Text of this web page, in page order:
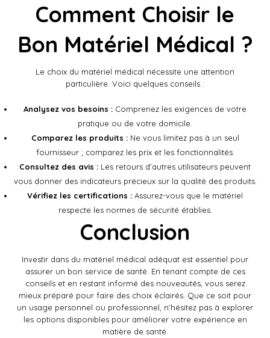
Comment Choisir le
Bon Matériel Médical ?
Le choix du matériel médical nécessite une attention
particulière. Voici quelques conseils :
Analysez vos besoins : Comprenez les exigences de votre
pratique ou de votre domicile.
Comparez les produits :Ne vous limitez pas à un seul
fournisseur ; comparez les prix et les fonctionnalités.
Consultez des avis : Les retours d’autres utilisateurs peuvent
vous donner des indicateurs précieux sur la qualité des produits.
Vérifiez les certifications : Assurez-vous que le matériel
respecte les normes de sécurité établies.
Conclusion
Investir dans du matériel médical adéquat est essentiel pour
assurer un bon service de santé. En tenant compte de ces
conseils et en restant informé des nouveautés, vous serez
mieux préparé pour faire des choix éclairés. Que ce soit pour
un usage personnel ou professionnel, n’hésitez pas à explorer
les options disponibles pour améliorer votre expérience en
matière de santé.